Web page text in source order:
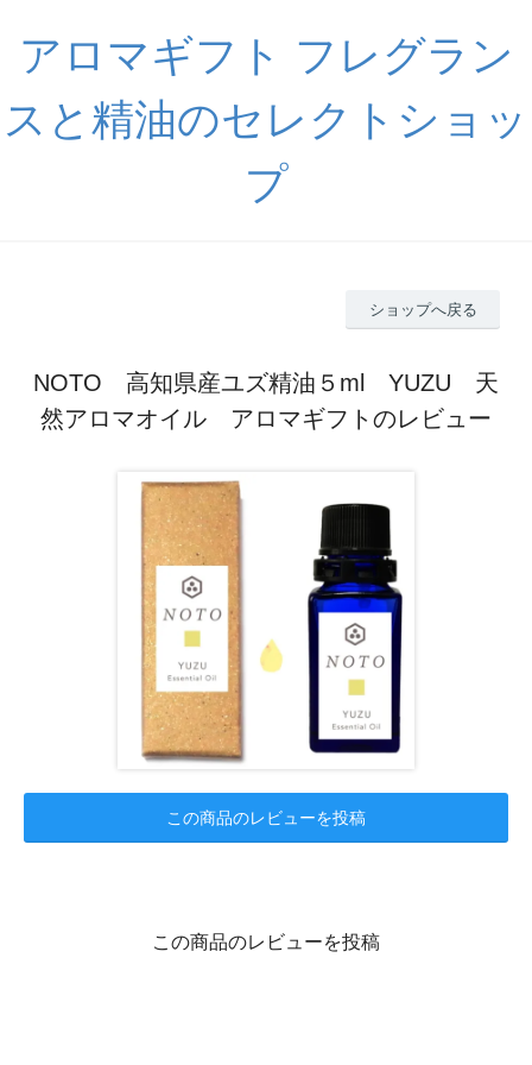
アロマギフト フレグラン
スと精油のセレクトショッ
プ
ショップへ戻る
NOTO 高知県産ユズ精油５ml YUZU 天
然アロマオイル アロマギフトのレビュー
この商品のレビューを投稿
この商品のレビューを投稿